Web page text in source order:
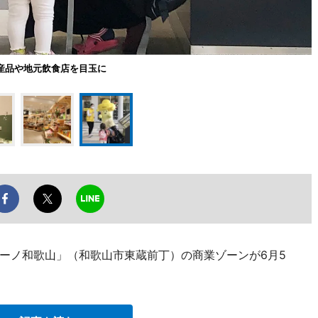
や地元飲食店を目玉に
ノ和歌山」（和歌山市東蔵前丁）の商業ゾーンが6月5